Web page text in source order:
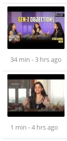
34 min -3 hrs ago
1 min -4 hrs ago